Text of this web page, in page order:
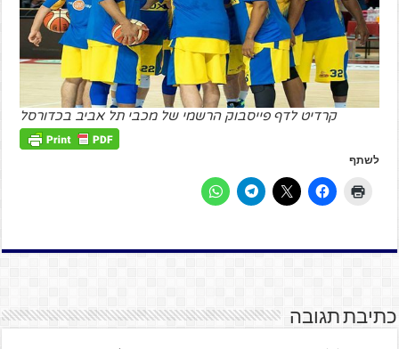
קרדיט לדף פייסבוק הרשמי של מכבי תל אביב בכדורסל
לשתף
כתיבת תגובה